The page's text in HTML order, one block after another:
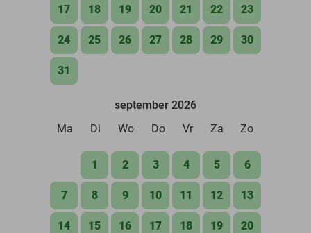
17 18 19 20 21 22 23
24 25 26 27 28 29 30
31
september 2026
Ma
Di Wo Do Vr Za Zo
1 2 3 4 5 6
7 8 9 10 11 12 13
14 15 16 17 18 19 20